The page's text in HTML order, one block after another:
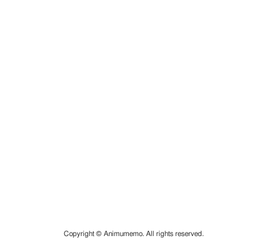
Copyright © Animumemo. All rights reserved.